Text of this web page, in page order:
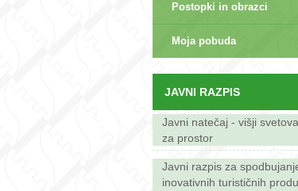
Postopki in obrazci
Moja pobuda
JAVNI RAZPIS
Javni natečaj - višji
za prostor
Javni razpis za
inovativnih turističnih